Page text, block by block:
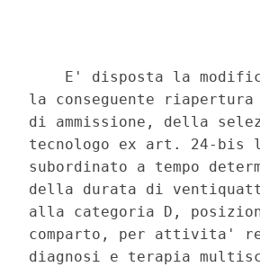
E' disposta la
la conseguente
di ammissione, della
tecnologo ex art. 24-bis
subordinato a tempo
della durata di
alla categoria D,
comparto, per attivita'
diagnosi e terapia